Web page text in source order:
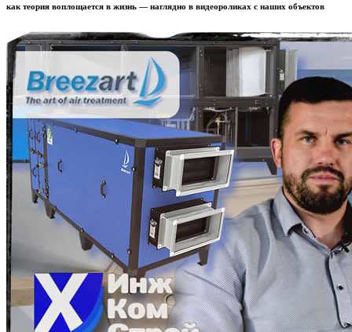
как теория воплощается в жизнь — наглядно в видеороликах с наших объектов